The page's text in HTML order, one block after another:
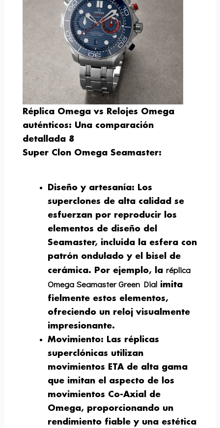
Réplica Omega vs Relojes Omega
auténticos: Una comparación
detallada 8
Super Clon Omega Seamaster:
Diseño y artesanía: Los
superclones de alta calidad se
esfuerzan por reproducir los
elementos de diseño del
Seamaster, incluida la esfera con
patrón ondulado y el bisel de
cerámica. Por ejemplo, laréplica
Omega Seamaster Green Dial imita
fielmente estos elementos,
ofreciendo un reloj visualmente
impresionante.
Movimiento: Las réplicas
superclónicas utilizan
movimientos ETA de alta gama
que imitan el aspecto de los
movimientos Co-Axial de
Omega, proporcionando un
rendimiento fiable y una estética